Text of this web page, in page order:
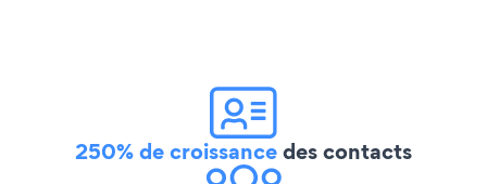
250% de croissancedes contacts